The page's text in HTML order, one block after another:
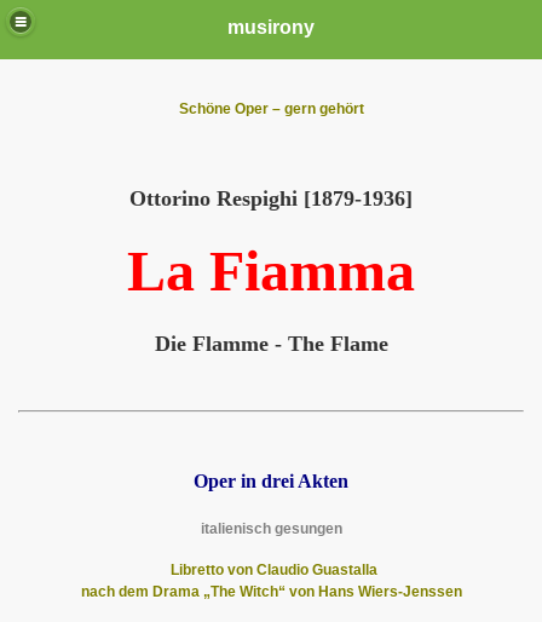
musirony
Schöne Oper – gern gehört
Ottorino Respighi [1879-1936]
La Fiamma
Die Flamme - The Flame
Oper in drei Akten
italienisch gesungen
Libretto von Claudio Guastalla
nach dem Drama „The Witch“ von Hans Wiers-Jenssen